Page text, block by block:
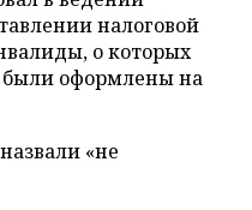
налоговой
о которых
были оформлены на
«не